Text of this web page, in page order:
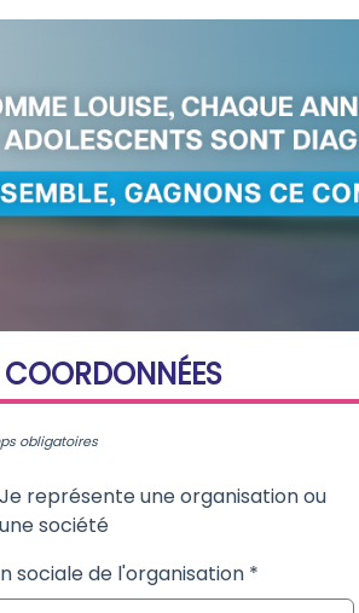
COORDONNÉES
obligatoires
Je représente une organisation ou
une société
sociale de l'organisation